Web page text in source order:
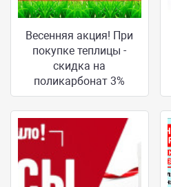
Весенняя акция! При
покупке теплицы -
скидка на
поликарбонат 3%